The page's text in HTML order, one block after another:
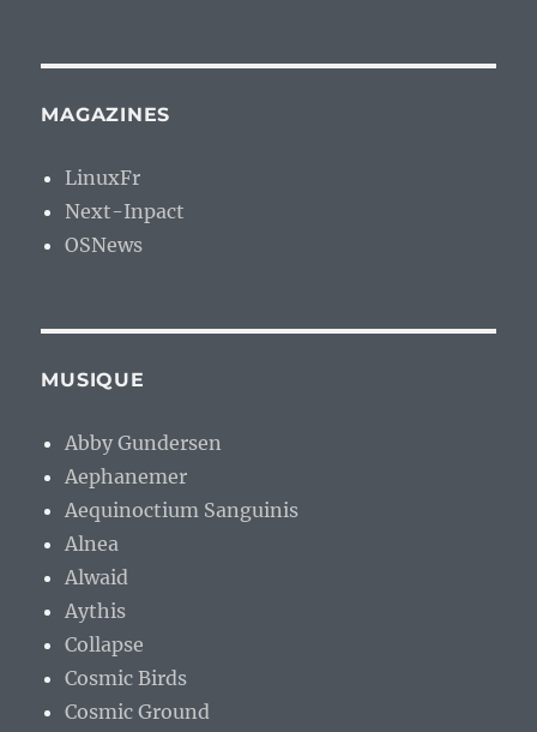
MAGAZINES
LinuxFr
Next-Inpact
OSNews
MUSIQUE
Abby Gundersen
Aephanemer
Aequinoctium Sanguinis
Alnea
Alwaid
Aythis
Collapse
Cosmic Birds
Cosmic Ground